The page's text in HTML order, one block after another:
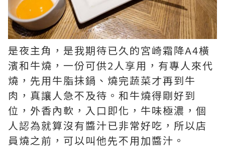
是夜主角，是我期待已久的宮崎霜降A4橫
濱和牛燒，一份可供2人享用，有專人來代
燒，先用牛脂抺鍋、燒完蔬菜才再到牛
肉，真讓人急不及待。和牛燒得剛好到
位，外香內軟，入口即化，牛味極濃，個
人認為就算沒有醬汁已非常好吃，所以店
員燒之前，可以叫他先不用加醬汁。